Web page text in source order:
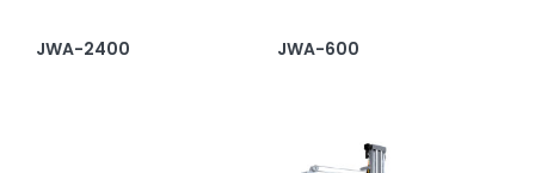
JWA-2400 JWA-600